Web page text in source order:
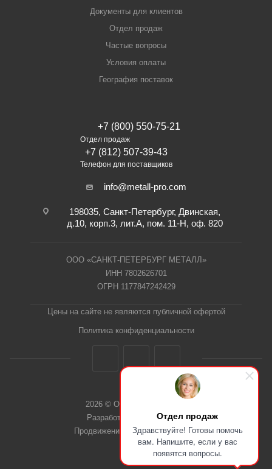
Отдел продаж
Здравствуйте! Готовы помочь
вам. Напишите, если у вас
появятся вопросы.
Документы для клиентов
Отдел продаж
Частые вопросы
Условия оплаты
География поставок
+7 (800) 550-75-21
Отдел продаж
+7 (812) 507-39-43
Телефон для поставщиков
info@metall-pro.com
198035, Санкт-Петербург, Двинская,
д.10, корп.3, лит.А, пом. 11-Н, оф. 820
ООО «САНКТ-ПЕТЕРБУРГ МЕТАЛЛ»
ИНН 7802626701
ОГРН 1177847242429
Цены на сайте не являются публичной офертой
Политика конфиденциальности
2026 © ООО "СПб Металл"
Разработка сайта Dieztech
Продвижение сайта — Веб-Центр